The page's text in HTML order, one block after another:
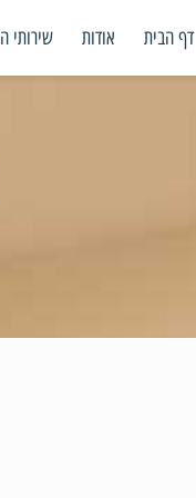
דף הבית אודות שירותי